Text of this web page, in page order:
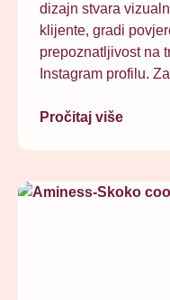
dizajn stvara
klijente, gradi
prepoznatljivost na
Instagram profilu.
Pročitaj više